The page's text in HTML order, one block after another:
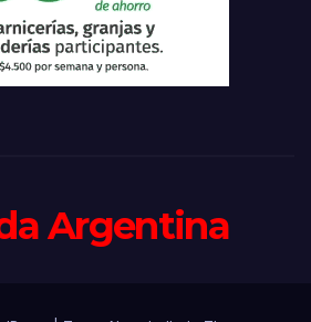
Argentina